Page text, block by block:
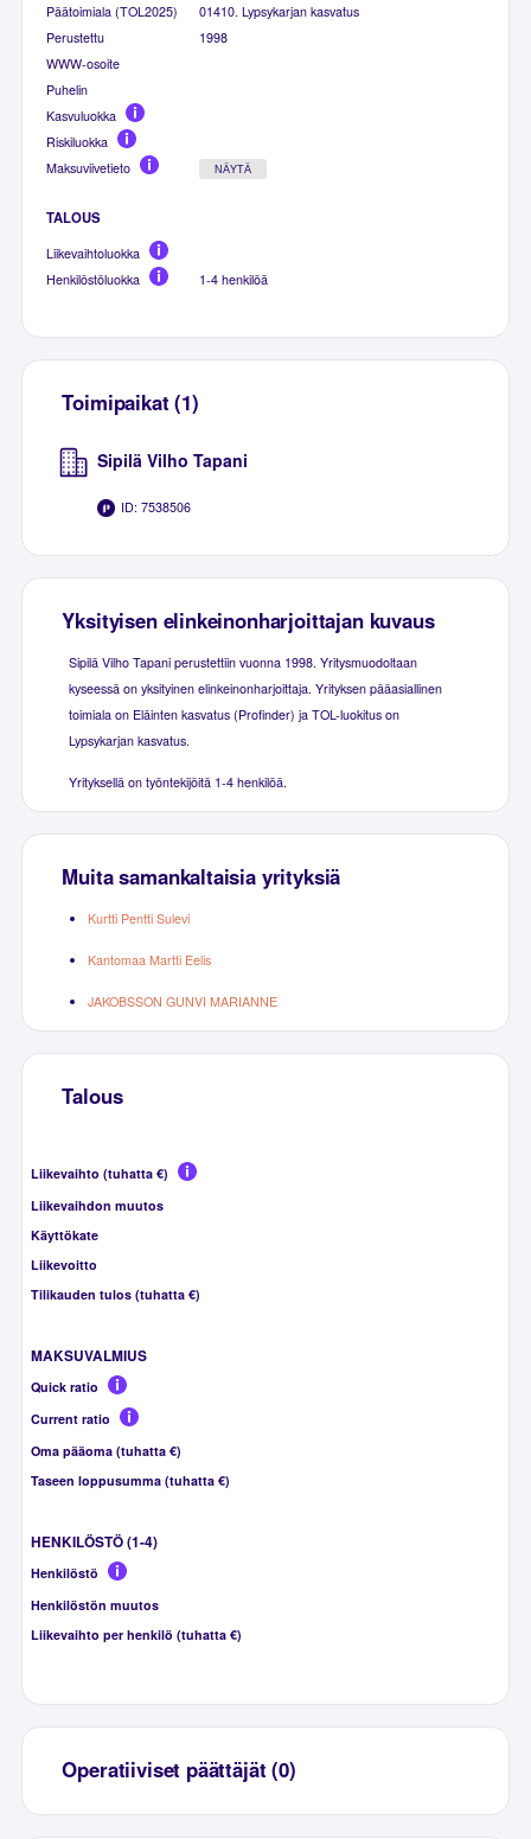
Päätoimiala (TOL2025)
01410. Lypsykarjan kasvatus
Perustettu
1998
WWW-osoite
Puhelin
Kasvuluokka
Riskiluokka
Maksuviivetieto
NÄYTÄ
TALOUS
Liikevaihtoluokka
Henkilöstöluokka
1-4 henkilöä
Toimipaikat (1)
Sipilä Vilho Tapani
ID: 7538506
Yksityisen elinkeinonharjoittajan kuvaus
Sipilä Vilho Tapani perustettiin vuonna 1998. Yritysmuodoltaan
kyseessä on yksityinen elinkeinonharjoittaja. Yrityksen pääasiallinen
toimiala on Eläinten kasvatus (Profinder) ja TOL-luokitus on
Lypsykarjan kasvatus.
Yrityksellä on työntekijöitä 1-4 henkilöä.
Muita samankaltaisia yrityksiä
Kurtti Pentti Sulevi
Kantomaa Martti Eelis
JAKOBSSON GUNVI MARIANNE
Talous
Liikevaihto (tuhatta €)
Liikevaihdon muutos
Käyttökate
Liikevoitto
Tilikauden tulos (tuhatta €)
MAKSUVALMIUS
Quick ratio
Current ratio
Oma pääoma (tuhatta €)
Taseen loppusumma (tuhatta €)
HENKILÖSTÖ (1-4)
Henkilöstö
Henkilöstön muutos
Liikevaihto per henkilö (tuhatta €)
Operatiiviset päättäjät (0)